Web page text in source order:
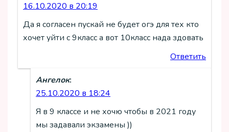
16.10.2020 в 20:19
Да я согласен пускай не будет огэ для тех кто
хочет уйти с 9класс а вот 10класс нада здовать
Ответить
Ангелок:
25.10.2020 в 18:24
Я в 9 классе и не хочю чтобы в 2021 году
мы задавали экзамены ))